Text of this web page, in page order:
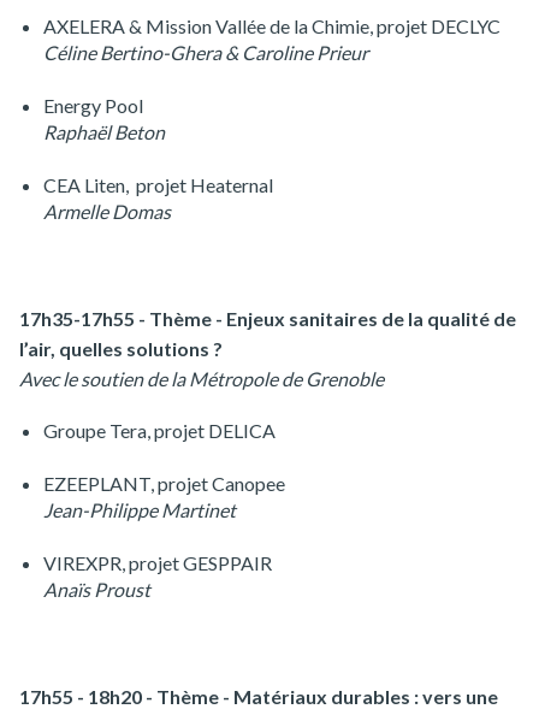
AXELERA & Mission Vallée de la Chimie, projet DECLYC
Céline Bertino-Ghera & Caroline Prieur
Energy Pool
Raphaël Beton
CEA Liten, projet Heaternal
Armelle Domas
17h35-17h55 - Thème - Enjeux sanitaires de la qualité de
l’air, quelles solutions ?
Avec le soutien de la Métropole de Grenoble
Groupe Tera, projet DELICA
EZEEPLANT, projet Canopee
Jean-Philippe Martinet
VIREXPR, projet GESPPAIR
Anaïs Proust
17h55 - 18h20 - Thème - Matériaux durables : vers une